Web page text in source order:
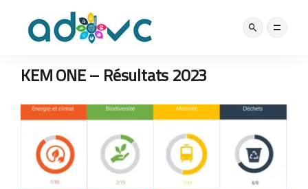
KEM ONE – Résultats 2023